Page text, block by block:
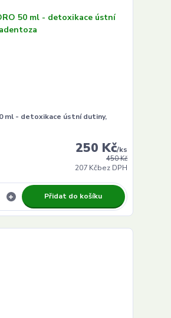
ml - detoxikace ústní dutiny,
450 Kč
250 Kč/ks
207 Kčbez DPH
Přidat do košíku